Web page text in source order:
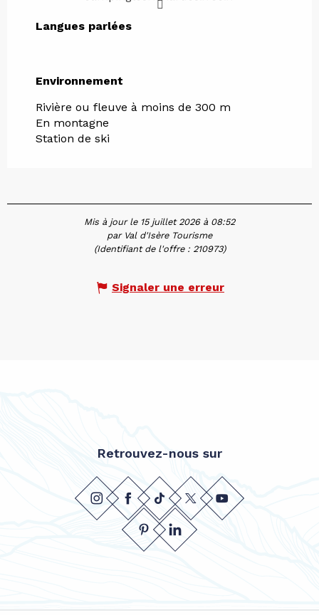
Langues parlées
Langues parlées
Environnement
Environnement
Rivière ou fleuve à moins de 300 m
En montagne
Station de ski
Mis à jour le 15 juillet 2026 à 08:52
par Val d'Isère Tourisme
(Identifiant de l'offre : 210973)
Signaler une erreur
Retrouvez-nous sur